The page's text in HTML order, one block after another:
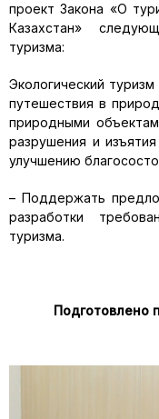
проект Закона «О
Казахстан»
туризма:
Экологический
путешествия в
природными
разрушения и
улучшению
– Поддержать
разработки
туризма.
Подготовлено